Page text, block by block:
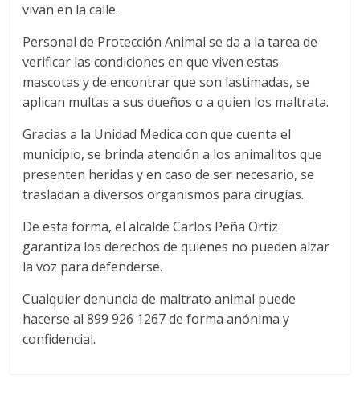
vivan en la calle.
Personal de Protección Animal se da a la tarea de
verificar las condiciones en que viven estas
mascotas y de encontrar que son lastimadas, se
aplican multas a sus dueños o a quien los maltrata.
Gracias a la Unidad Medica con que cuenta el
municipio, se brinda atención a los animalitos que
presenten heridas y en caso de ser necesario, se
trasladan a diversos organismos para cirugías.
De esta forma, el alcalde Carlos Peña Ortiz
garantiza los derechos de quienes no pueden alzar
la voz para defenderse.
Cualquier denuncia de maltrato animal puede
hacerse al 899 926 1267 de forma anónima y
confidencial.